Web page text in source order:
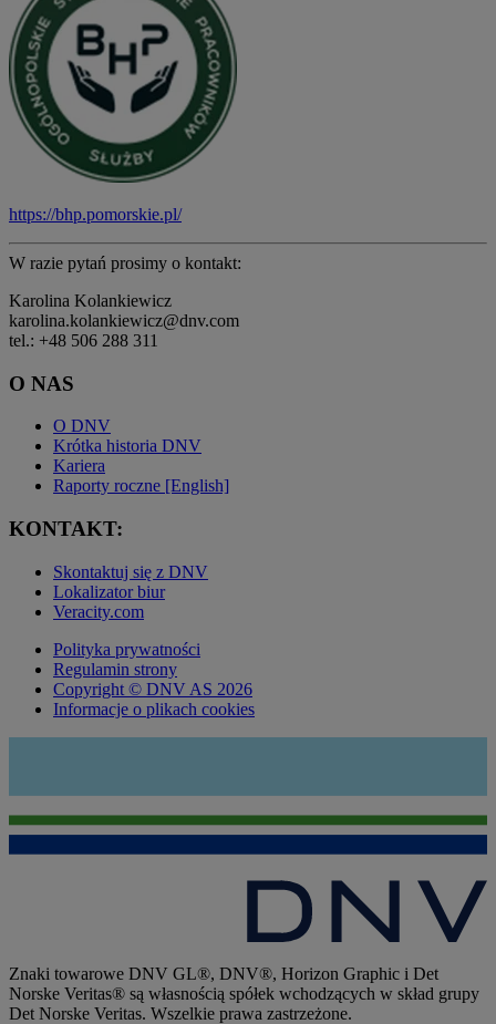
https://bhp.pomorskie.pl/
W razie pytań prosimy o kontakt:
Karolina Kolankiewicz
karolina.kolankiewicz@dnv.com
tel.: +48 506 288 311
O NAS
O DNV
Krótka historia DNV
Kariera
Raporty roczne [English]
KONTAKT:
Skontaktuj się z DNV
Lokalizator biur
Veracity.com
Polityka prywatności
Regulamin strony
Copyright © DNV AS 2026
Informacje o plikach cookies
Znaki towarowe DNV GL®, DNV®, Horizon Graphic i Det
Norske Veritas® są własnością spółek wchodzących w skład grupy
Det Norske Veritas. Wszelkie prawa zastrzeżone.